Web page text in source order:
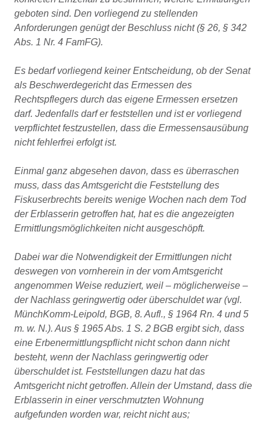
geboten sind. Den vorliegend zu stellenden
Anforderungen genügt der Beschluss nicht (§ 26, § 342
Abs. 1 Nr. 4 FamFG).
Es bedarf vorliegend keiner Entscheidung, ob der Senat
als Beschwerdegericht das Ermessen des
Rechtspflegers durch das eigene Ermessen ersetzen
darf. Jedenfalls darf er feststellen und ist er vorliegend
verpflichtet festzustellen, dass die Ermessensausübung
nicht fehlerfrei erfolgt ist.
Einmal ganz abgesehen davon, dass es überraschen
muss, dass das Amtsgericht die Feststellung des
Fiskuserbrechts bereits wenige Wochen nach dem Tod
der Erblasserin getroffen hat, hat es die angezeigten
Ermittlungsmöglichkeiten nicht ausgeschöpft.
Dabei war die Notwendigkeit der Ermittlungen nicht
deswegen von vornherein in der vom Amtsgericht
angenommen Weise reduziert, weil – möglicherweise –
der Nachlass geringwertig oder überschuldet war (vgl.
MünchKomm-Leipold, BGB, 8. Aufl., § 1964 Rn. 4 und 5
m. w. N.). Aus § 1965 Abs. 1 S. 2 BGB ergibt sich, dass
eine Erbenermittlungspflicht nicht schon dann nicht
besteht, wenn der Nachlass geringwertig oder
überschuldet ist. Feststellungen dazu hat das
Amtsgericht nicht getroffen. Allein der Umstand, dass die
Erblasserin in einer verschmutzten Wohnung
aufgefunden worden war, reicht nicht aus;